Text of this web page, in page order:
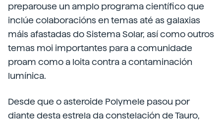
preparouse un amplo programa científico que
inclúe colaboracións en temas até as galaxias
máis afastadas do Sistema Solar, así como outros
temas moi importantes para a comunidade
proam como a loita contra a contaminación
lumínica.
Desde que o asteroide Polymele pasou por
diante desta estrela da constelación de Tauro,